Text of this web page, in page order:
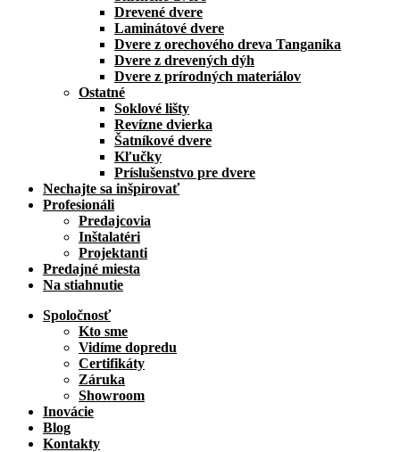
Drevené dvere
Laminátové dvere
Dvere z orechového dreva Tanganika
Dvere z drevených dýh
Dvere z prírodných materiálov
Ostatné
Soklové lišty
Revízne dvierka
Šatníkové dvere
Kľučky
Príslušenstvo pre dvere
Nechajte sa inšpirovať
Profesionáli
Predajcovia
Inštalatéri
Projektanti
Predajné miesta
Na stiahnutie
Spoločnosť
Kto sme
Vidíme dopredu
Certifikáty
Záruka
Showroom
Inovácie
Blog
Kontakty